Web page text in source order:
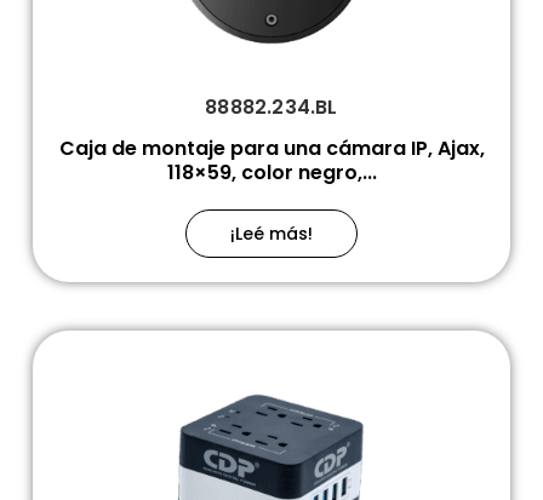
88882.234.BL
Caja de montaje para una cámara IP, Ajax,
118×59, color negro,...
¡Leé más!